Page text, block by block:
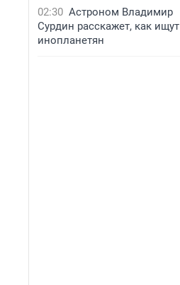
02:30 Астроном Владимир
Сурдин расскажет, как ищут
инопланетян